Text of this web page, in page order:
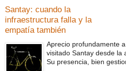
Santay: cuando la
infraestructura falla y la
empatía también
Aprecio profundamente
visitado Santay desde la
Su presencia, bien